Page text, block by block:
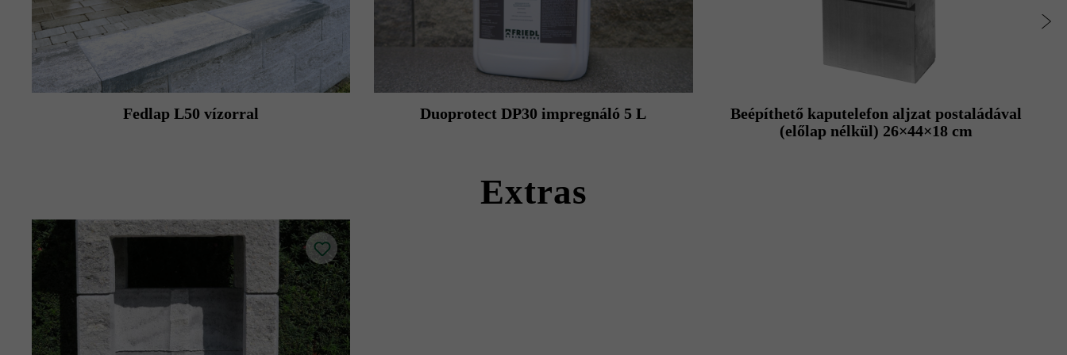
Fedlap L50 vízorral Duoprotect DP30 impregnáló 5 L
Beépíthető kaputelefon aljzat postaládával
(előlap nélkül) 26×44×18 cm
Extras